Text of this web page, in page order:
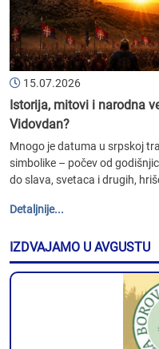
15.07.2026
Istorija, mitovi i narodna
Vidovdan?
Mnogo je datuma u srpskoj
simbolike – počev od
do slava, svetaca i drugih,
Detaljnije...
IZDVAJAMO U AVGUSTU